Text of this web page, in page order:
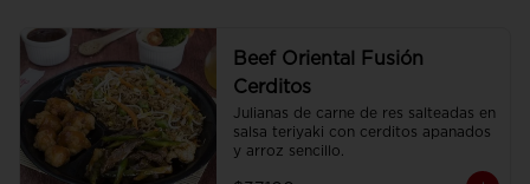
Beef Oriental Fusión
Cerditos
Julianas de carne de res salteadas en
salsa teriyaki con cerditos apanados
y arroz sencillo.